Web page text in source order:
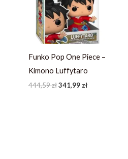
Funko Pop One Piece –
Kimono Luffytaro
444,59zł 341,99zł